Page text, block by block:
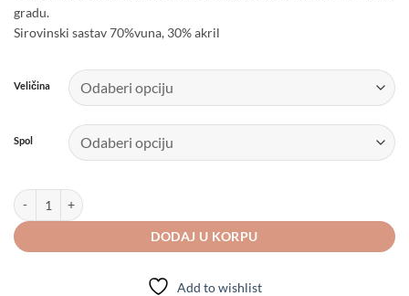
gradu.
Sirovinski sastav 70%vuna, 30% akril
Veličina
Spol
Rukavice sa Tradicionalnom Mustrom količina
DODAJ U KORPU
Add to wishlist